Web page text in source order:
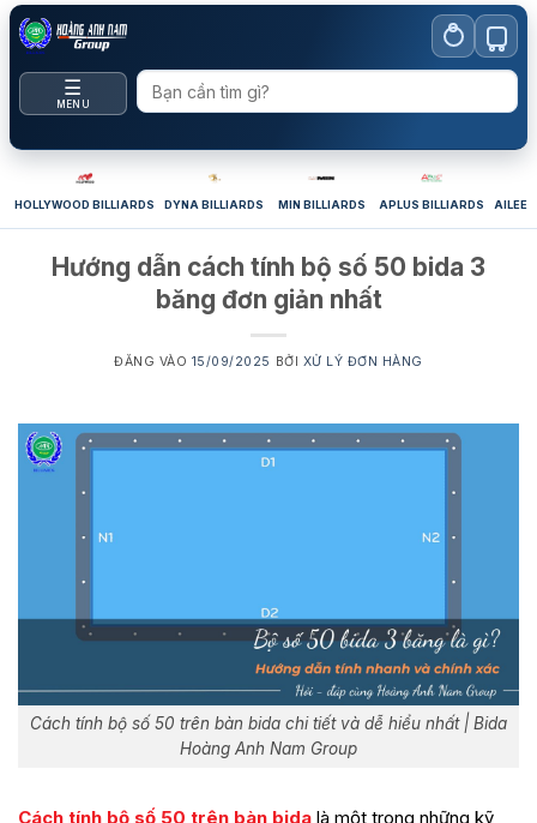
Bỏ
qua
nội
☰
MENU
HOLLYWOOD BILLIARDS DYNA BILLIARDS MIN BILLIARDS APLUS BILLIARDS
Hướng dẫn cách tính bộ số 50 bida 3
băng đơn giản nhất
ĐĂNG VÀO 15/09/2025 BỞI XỬ LÝ ĐƠN HÀNG
Cách tính bộ số 50 trên bàn bida chi tiết và dễ hiểu nhất | Bida
Hoàng Anh Nam Group
Cách tính bộ số 50 trên bàn bida là một trong những kỹ